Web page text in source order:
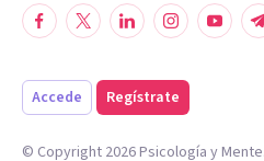
Accede Regístrate
© Copyright 2026Psicología y